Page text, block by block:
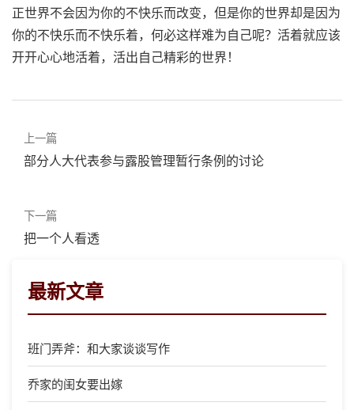
正世界不会因为你的不快乐而改变，但是你的世界却是因为
你的不快乐而不快乐着，何必这样难为自己呢？活着就应该
开开心心地活着，活出自己精彩的世界！
上一篇
部分人大代表参与露股管理暂行条例的讨论
下一篇
把一个人看透
最新文章
班门弄斧：和大家谈谈写作
乔家的闺女要出嫁